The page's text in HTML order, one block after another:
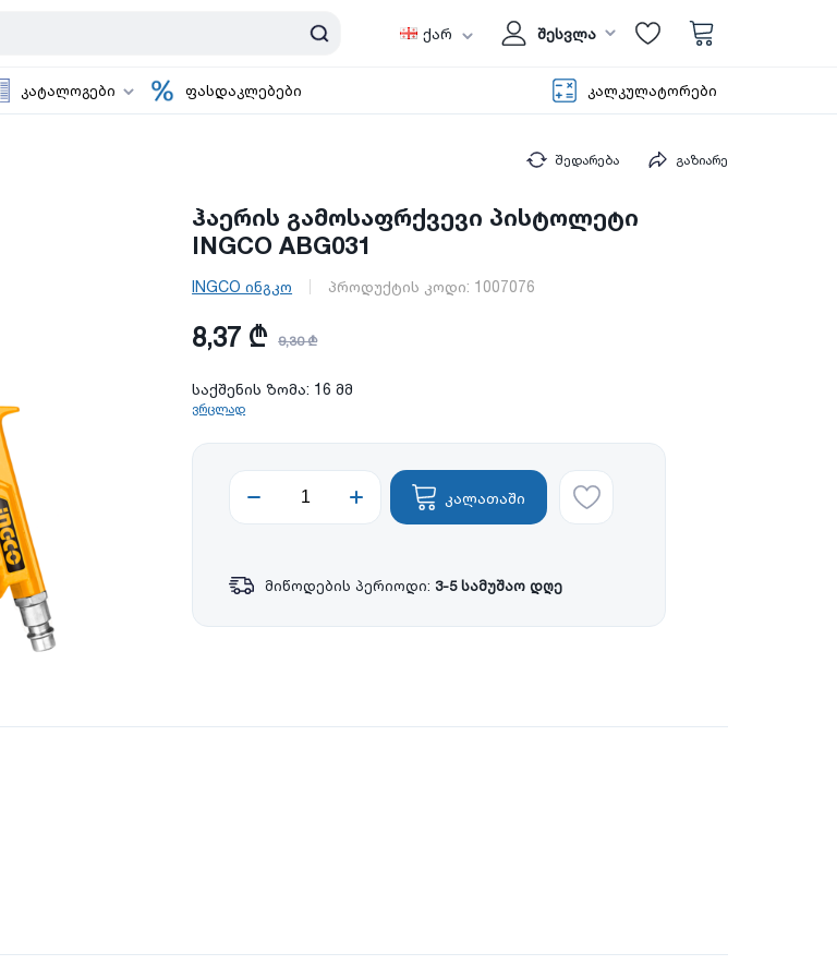
ქარ შესვლა
კატალოგები ფასდაკლებები კალკულატორები
შედარება გაზიარე
ჰაერის გამოსაფრქვევი პისტოლეტი
INGCO ABG031
INGCO ინგკო პროდუქტის კოდი: 1007076
8,37 ₾ 9,30 ₾
საქშენის ზომა: 16 მმ
ვრცლად
კალათაში
მიწოდების პერიოდი: 3-5 სამუშაო დღე